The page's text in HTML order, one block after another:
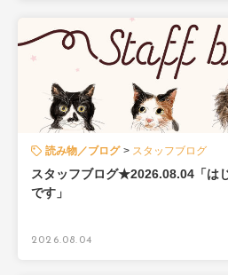
読み物／ブログ スタッフブログ
スタッフブログ★2026.08.04「は
です」
2026.08.04